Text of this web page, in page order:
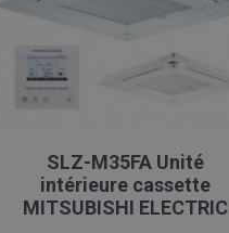
SLZ-M35FA Unité
intérieure cassette
MITSUBISHI ELECTRIC